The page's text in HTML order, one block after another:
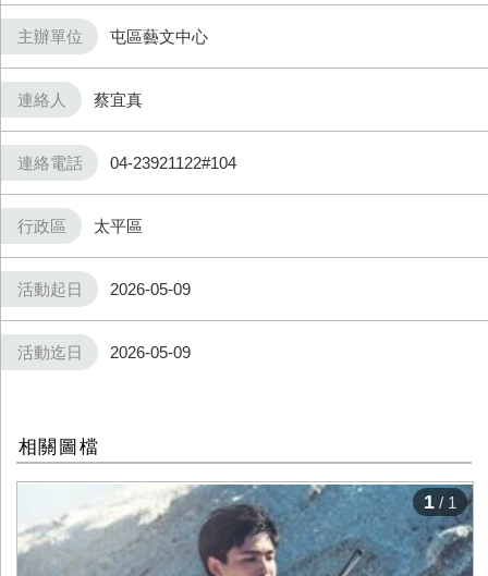
主辦單位 屯區藝文中心
連絡人 蔡宜真
連絡電話 04-23921122#104
行政區 太平區
活動起日 2026-05-09
活動迄日 2026-05-09
相關圖檔
1 / 1